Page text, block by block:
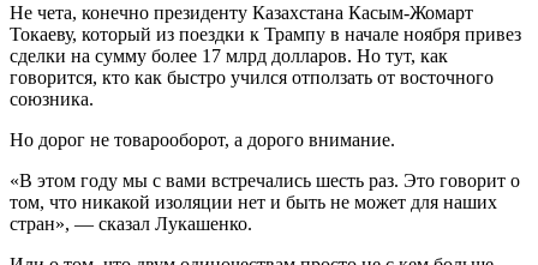
Не чета, конечно президенту Казахстана Касым-Жомарт
Токаеву, который из поездки к Трампу в начале ноября привез
сделки на сумму более 17 млрд долларов. Но тут, как
говорится, кто как быстро учился отползать от восточного
союзника.
Но дорог не товарооборот, а дорого внимание.
«В этом году мы с вами встречались шесть раз. Это говорит о
том, что никакой изоляции нет и быть не может для наших
стран», — сказал Лукашенко.